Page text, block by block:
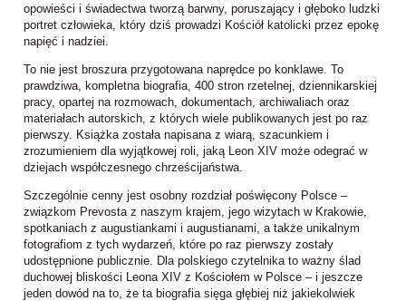
opowieści i świadectwa tworzą barwny, poruszający i głęboko ludzki
portret człowieka, który dziś prowadzi Kościół katolicki przez epokę
napięć i nadziei.
To nie jest broszura przygotowana naprędce po konklawe. To
prawdziwa, kompletna biografia, 400 stron rzetelnej, dziennikarskiej
pracy, opartej na rozmowach, dokumentach, archiwaliach oraz
materiałach autorskich, z których wiele publikowanych jest po raz
pierwszy. Książka została napisana z wiarą, szacunkiem i
zrozumieniem dla wyjątkowej roli, jaką Leon XIV może odegrać w
dziejach współczesnego chrześcijaństwa.
Szczególnie cenny jest osobny rozdział poświęcony Polsce –
związkom Prevosta z naszym krajem, jego wizytach w Krakowie,
spotkaniach z augustiankami i augustianami, a także unikalnym
fotografiom z tych wydarzeń, które po raz pierwszy zostały
udostępnione publicznie. Dla polskiego czytelnika to ważny ślad
duchowej bliskości Leona XIV z Kościołem w Polsce – i jeszcze
jeden dowód na to, że ta biografia sięga głębiej niż jakiekolwiek